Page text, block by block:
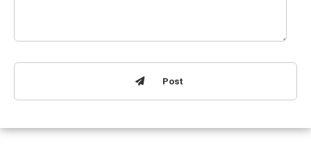
Post